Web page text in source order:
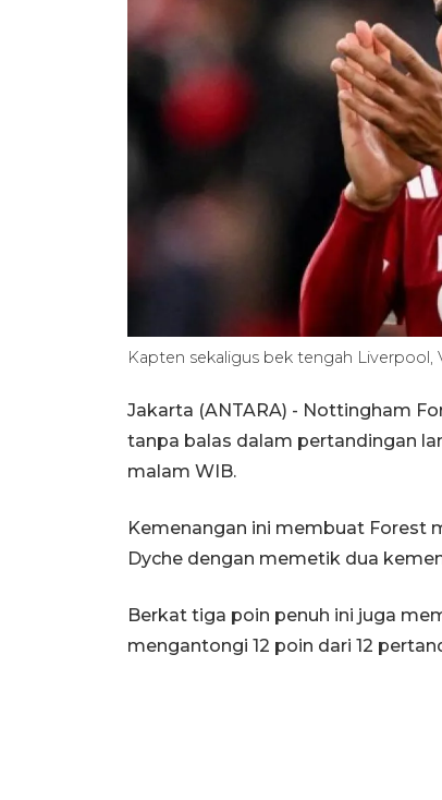
Kapten sekaligus bek tengah Liverpool,
Jakarta (ANTARA) - Nottingham
tanpa balas dalam pertandingan
malam WIB.
Kemenangan ini membuat Forest
Dyche dengan memetik dua
Berkat tiga poin penuh ini juga
mengantongi 12 poin dari 12